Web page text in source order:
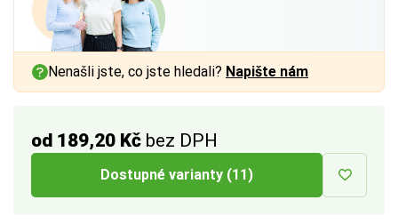
od 189,20 Kč bez DPH
Dostupné varianty (11)
Nenašli jste, co jste hledali? Napište nám